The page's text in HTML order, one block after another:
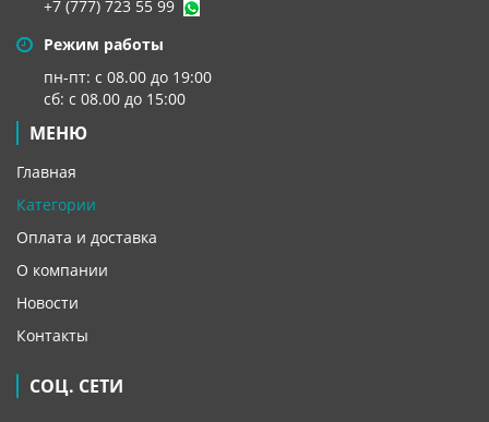
+7 (777) 723 55 99
Режим работы
пн-пт: с 08.00 до 19:00
сб: с 08.00 до 15:00
МЕНЮ
Главная
Категории
Оплата и доставка
О компании
Новости
Контакты
СОЦ. СЕТИ